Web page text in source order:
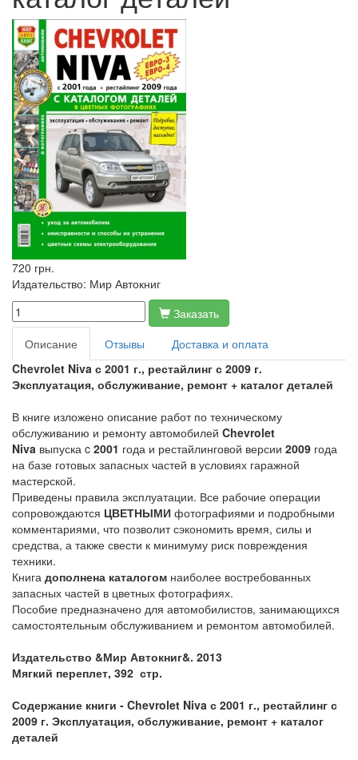
720 грн.
Издательство: Мир Автокниг
Заказать
Описание
Отзывы
Доставка и оплата
Chevrolet Niva с 2001 г., рестайлинг с 2009 г.
Эксплуатация, обслуживание, ремонт + каталог деталей
В книге изложено описание работ по техническому
обслуживанию и ремонту автомобилей Chevrolet
Niva выпуска c 2001 года и рестайлинговой версии 2009 года
на базе готовых запасных частей в условиях гаражной
мастерской.
Приведены правила эксплуатации. Все рабочие операции
сопровождаются ЦВЕТНЫМИ фотографиями и подробными
комментариями, что позволит сэкономить время, силы и
средства, а также свести к минимуму риск повреждения
техники.
Книга дополнена каталогом наиболее востребованных
запасных частей в цветных фотографиях.
Пособие предназначено для автомобилистов, занимающихся
самостоятельным обслуживанием и ремонтом автомобилей.
Издательство &Мир Автокниг&. 2013
Мягкий переплет, 392 стр.
Содержание книги - Chevrolet Niva с 2001 г., рестайлинг с
2009 г. Эксплуатация, обслуживание, ремонт + каталог
деталей